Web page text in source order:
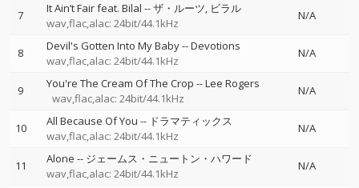
7 It Ain’t Fair feat. Bilal --ザ・ルーツ ビラル
wav,flac,alac: 24bit/44.1kHz
N/A
8 Devil's Gotten Into My Baby--Devotions
wav,flac,alac: 24bit/44.1kHz
N/A
9 You're The Cream Of The Crop --Lee Rogers
wav,flac,alac: 24bit/44.1kHz
N/A
10 All Because Of You -- ドラマティックス
wav,flac,alac: 24bit/44.1kHz
N/A
11 Alone -- ジェームス・ニュートン・ハワード
wav,flac,alac: 24bit/44.1kHz
N/A